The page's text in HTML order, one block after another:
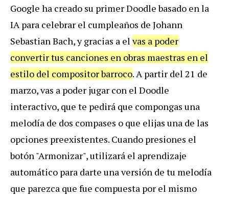
Google ha creado su primerDoodle basado enla
IA para celebrar el cumpleaños de Johann
SebastianBach,y gracias a el vas a poder
convertirtus canciones en obras maestras en el
estilo del compositorbarroco.A partir del 21 de
marzo,vas a poder jugar con el Doodle
interactivo, que te pedirá que compongas una
melodía de dos compases o que elijas una de las
opciones preexistentes. Cuando presiones el
botón"Armonizar",utilizará el aprendizaje
automático para darte unaversión de tu melodía
que parezca que fue compuesta por el mismo